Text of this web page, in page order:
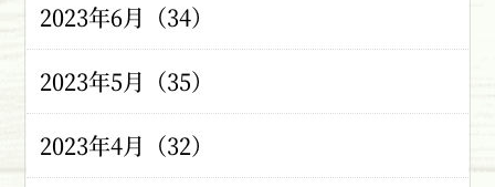
2023年6月（34）
2023年5月（35）
2023年4月（32）